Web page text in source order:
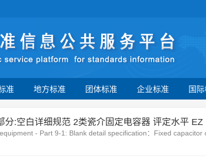
准 地方标准 团体标准 企业标准 国
分:空白详细规范 2类瓷介固定电容器 评定水平 EZ
- Part 9-1: Blank detail specification：Fixed